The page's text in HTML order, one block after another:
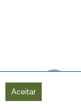
Aceitar